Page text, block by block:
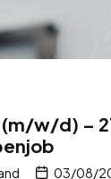
w/d) –
03/08/